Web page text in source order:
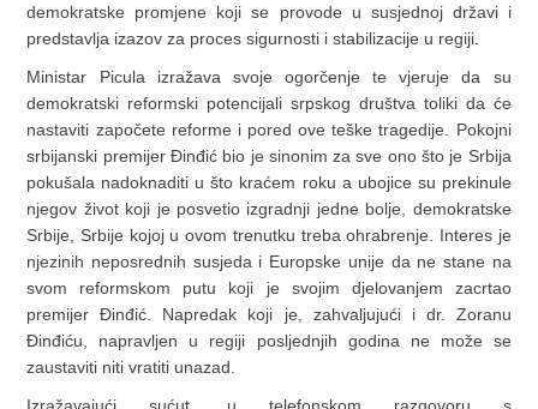
demokratske promjene koji se provode u susjednoj državi i
predstavlja izazov za proces sigurnosti i stabilizacije u regiji.
Ministar Picula izražava svoje ogorčenje te vjeruje da su
demokratski reformski potencijali srpskog društva toliki da će
nastaviti započete reforme i pored ove teške tragedije. Pokojni
srbijanski premijer Đinđić bio je sinonim za sve ono što je Srbija
pokušala nadoknaditi u što kraćem roku a ubojice su prekinule
njegov život koji je posvetio izgradnji jedne bolje, demokratske
Srbije, Srbije kojoj u ovom trenutku treba ohrabrenje. Interes je
njezinih neposrednih susjeda i Europske unije da ne stane na
svom reformskom putu koji je svojim djelovanjem zacrtao
premijer Đinđić. Napredak koji je, zahvaljujući i dr. Zoranu
Đinđiću, napravljen u regiji posljednjih godina ne može se
zaustaviti niti vratiti unazad.
Izražavajući sućut, u telefonskom razgovoru s